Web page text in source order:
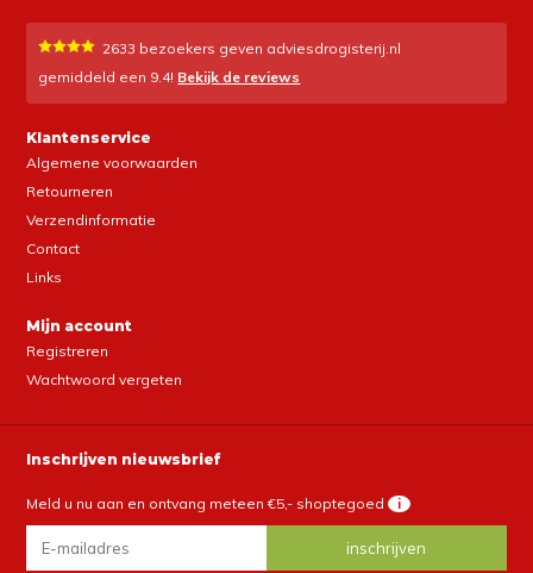
2633 bezoekers geven adviesdrogisterij.nl
gemiddeld een 9.4! Bekijk de reviews
Klantenservice
Algemene voorwaarden
Retourneren
Verzendinformatie
Contact
Links
Mijn account
Registreren
Wachtwoord vergeten
Inschrijven nieuwsbrief
Meld u nu aan en ontvang meteen €5,- shoptegoed i